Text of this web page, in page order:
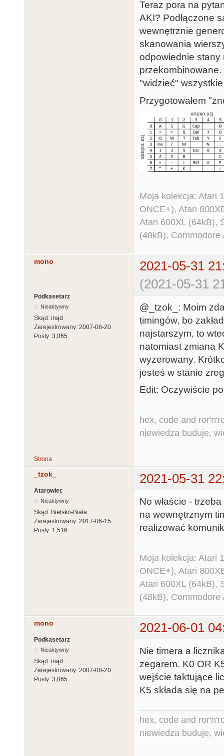
Teraz pora na
AKI? Podłączone
wewnętrznie
skanowania
odpowiednie stany
przekombinowane.
"widzieć"
Przygotowałem
Moja kolekcja: Atari
ONCE+), Atari
Atari 600XL (64kB),
(48kB),
mono
2021-05-31
(2021-05-31
Podkasetarz
Nieaktywny
Skąd: inąd
Zarejestrowany: 2007-08-20
Posty: 3,065
@_tzok_: Moim
timingów, bo
najstarszym, to
natomiast zmiana
wyzerowany.
jesteś w stanie
Edit: Oczywiście
hex, code and
niewiedza buduje,
Strona
_tzok_ 2021-05-31
Atarowiec
Nieaktywny
Skąd: Bielsko-Biała
Zarejestrowany: 2017-06-15
Posty: 1,516
No właście -
na wewnętrznym
realizować
Moja kolekcja: Atari
ONCE+), Atari
Atari 600XL (64kB),
(48kB),
mono 2021-06-01
Podkasetarz
Nieaktywny
Skąd: inąd
Zarejestrowany: 2007-08-20
Posty: 3,065
Nie timera a
zegarem. K0 OR
wejście taktujące
K5 składa się na
hex, code and
niewiedza buduje,